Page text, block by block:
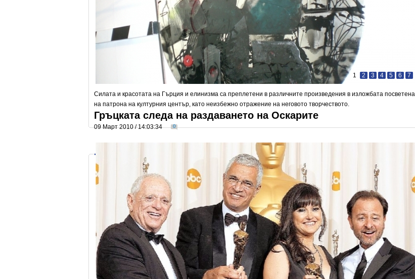
7
6
5
4
3
2
1
Силата и красотата на Гърция и елинизма са преплетени в различните произведения в изложбата посветена
на патрона на културния център, като неизбежно отражение на неговото творчеството.
Гръцката следа на раздаването на Оскарите
09 Март 2010 / 14:03:34 0